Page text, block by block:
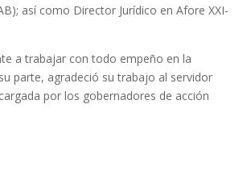
así como Director Jurídico en Afore XXI-
a trabajar con todo empeño en la
parte, agradeció su trabajo al servidor
por los gobernadores de acción